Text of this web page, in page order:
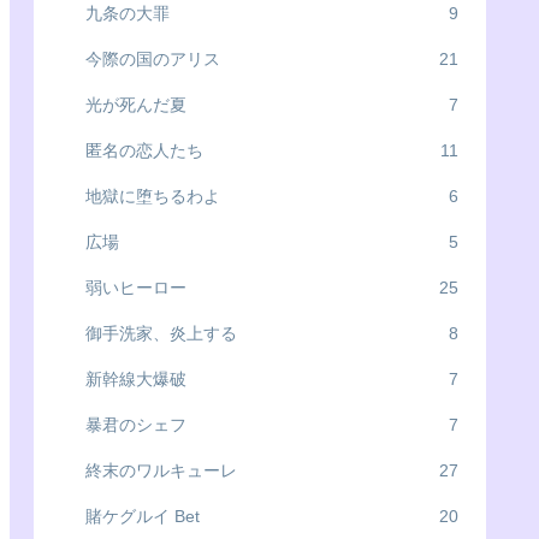
九条の大罪 9
今際の国のアリス 21
光が死んだ夏 7
匿名の恋人たち 11
地獄に堕ちるわよ 6
広場 5
弱いヒーロー 25
御手洗家、炎上する 8
新幹線大爆破 7
暴君のシェフ 7
終末のワルキューレ 27
賭ケグルイ Bet 20